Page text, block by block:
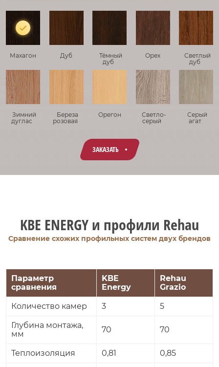
Махагон Дуб
Тёмный
дуб
Орех
Светлый
дуб
Зимний
дуглас
Береза
розовая
Орегон
Светло-
серый
Серый
агат
ЗАКАЗАТЬ
KBE ENERGY и профили Rehau
Сравнение схожих профильных систем двух брендов
Параметр
сравнения
KBE
Energy
Rehau
Grazio
Количество камер 3 5
Глубина монтажа,
мм
70 70
Теплоизоляция 0,81 0,85